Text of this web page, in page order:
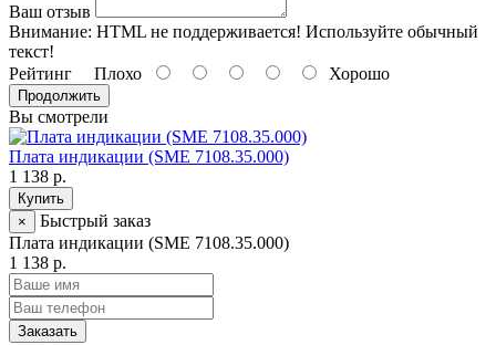
Ваш отзыв
Внимание: HTML не поддерживается! Используйте обычный
текст!
Рейтинг Плохо Хорошо
Продолжить
Вы смотрели
Плата индикации (SME 7108.35.000)
1 138 р.
Купить
×
Быстрый заказ
Плата индикации (SME 7108.35.000)
1 138 р.
Заказать